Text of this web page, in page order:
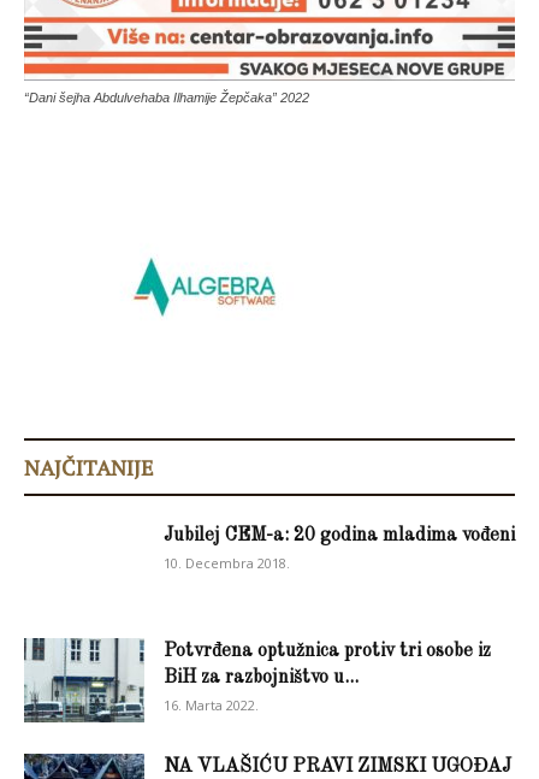
“Dani šejha Abdulvehaba Ilhamije Žepčaka” 2022
NAJČITANIJE
Jubilej CEM-a: 20 godina mladima vođeni
10. Decembra 2018.
Potvrđena optužnica protiv tri osobe iz
BiH za razbojništvo u...
16. Marta 2022.
NA VLAŠIĆU PRAVI ZIMSKI UGOĐAJ